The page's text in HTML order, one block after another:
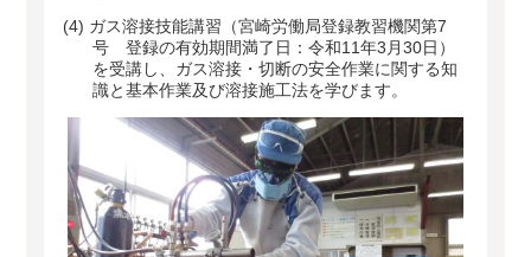
(4) ガス溶接技能講習（宮崎労働局登録教習機関第7
号 登録の有効期間満了日：令和11年3月30日）
を受講し、ガス溶接・切断の安全作業に関する知
識と基本作業及び溶接施工法を学びます。